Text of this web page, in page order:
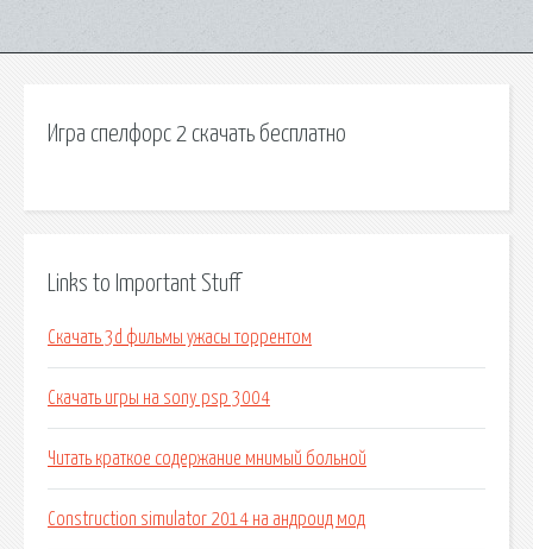
Игра спелфорс 2 скачать бесплатно
Links to Important Stuff
Скачать 3d фильмы ужасы торрентом
Скачать игры на sony psp 3004
Читать краткое содержание мнимый больной
Construction simulator 2014 на андроид мод